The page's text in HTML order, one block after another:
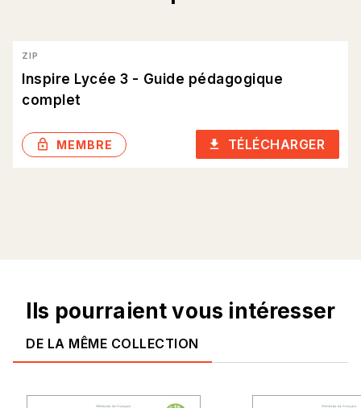
ZIP
Inspire Lycée 3 - Guide pédagogique
complet
lock_outlinedMEMBRE download TÉLÉCHARGER
Ils pourraient vous intéresser
DE LA MÊME COLLECTION